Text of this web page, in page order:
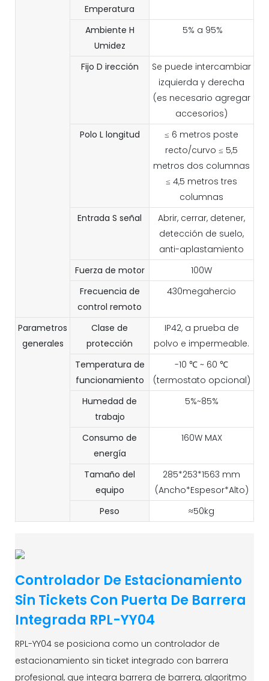
Emperatura
Ambiente H
Umidez
5% a 95%
Fijo D irección
Se puede intercambiar
izquierda y derecha
(es necesario agregar
accesorios)
Polo Llongitud
≤ 6 metros poste
recto/curvo ≤ 5,5
metros dos columnas
≤ 4,5 metros tres
columnas
Entrada S señal
Abrir, cerrar, detener,
detección de suelo,
anti-aplastamiento
Fuerza de motor
100W
Frecuencia de
control remoto
430megahercio
Parametros
generales
Clase de
protección
IP42, a prueba de
polvo e impermeable.
Temperatura de
funcionamiento
-10 ℃ ~ 60 ℃
(termostato opcional)
Humedad de
trabajo
5%~85%
Consumo de
energía
160W MAX
Tamaño del
equipo
285*253*1563 mm
(Ancho*Espesor*Alto)
Peso
≈50kg
Controlador De Estacionamiento
Sin Tickets Con Puerta De Barrera
Integrada RPL-YY04
RPL-YY04 se posiciona como un controlador de
estacionamiento sin ticket integrado con barrera
profesional, que integra barrera de barrera, algoritmo